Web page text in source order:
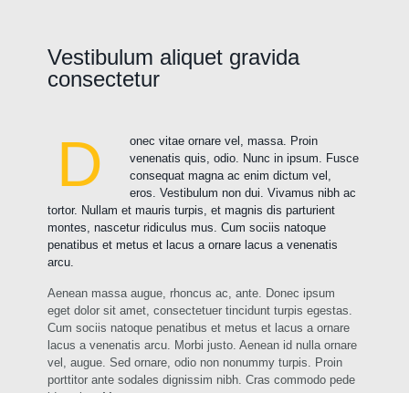
Vestibulum aliquet gravida
consectetur
D
onec vitae ornare vel, massa. Proin
venenatis quis, odio. Nunc in ipsum. Fusce
consequat magna ac enim dictum vel,
eros. Vestibulum non dui. Vivamus nibh ac
tortor. Nullam et mauris turpis, et magnis dis parturient
montes, nascetur ridiculus mus. Cum sociis natoque
penatibus et metus et lacus a ornare lacus a venenatis
arcu.
Aenean massa augue, rhoncus ac, ante. Donec ipsum
eget dolor sit amet, consectetuer tincidunt turpis egestas.
Cum sociis natoque penatibus et metus et lacus a ornare
lacus a venenatis arcu. Morbi justo. Aenean id nulla ornare
vel, augue. Sed ornare, odio non nonummy turpis. Proin
porttitor ante sodales dignissim nibh. Cras commodo pede